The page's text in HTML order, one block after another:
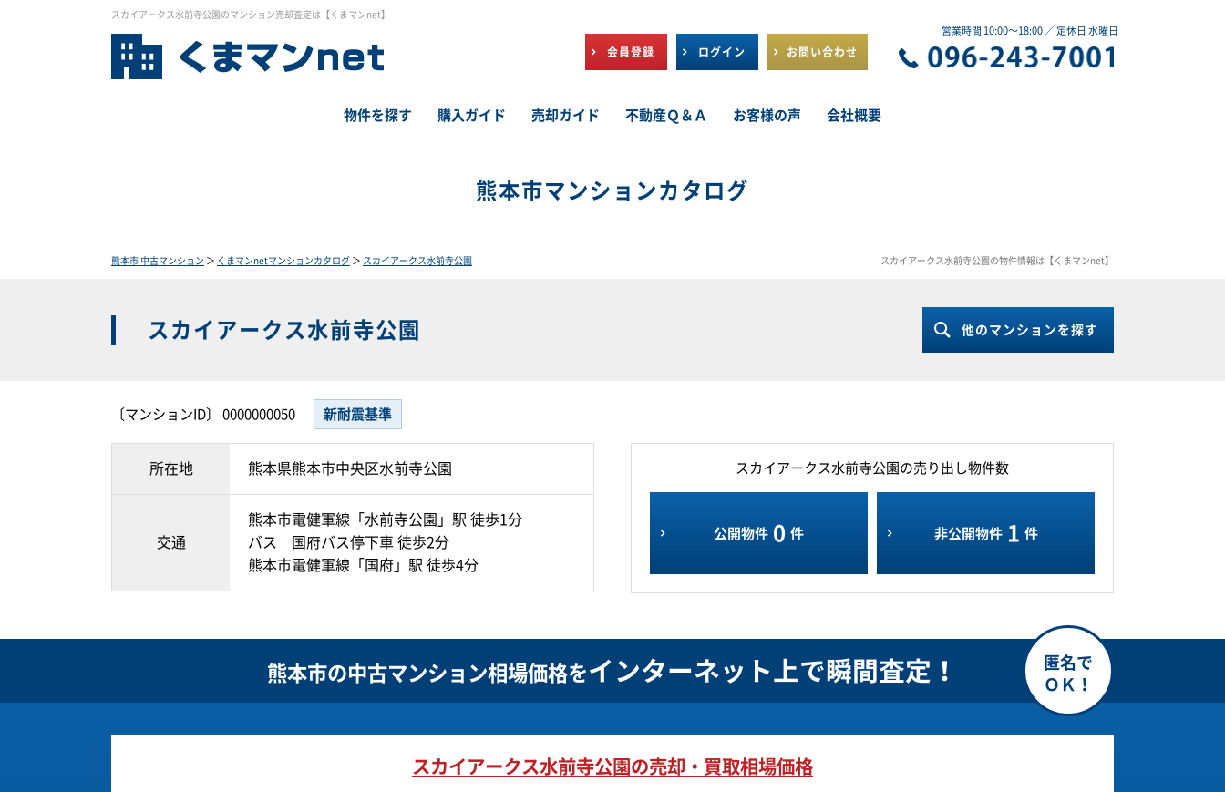
スカイアークス水前寺公園のマンション売却査定は【くまマンnet】
会員登録 ログイン お問い合わせ
営業時間 10:00～18:00 ／ 定休日 水曜日
物件を探す 購入ガイド 売却ガイド 不動産Ｑ＆Ａ お客様の声 会社概要
熊本市マンションカタログ
熊本市 中古マンション ＞ くまマンnetマンションカタログ ＞ スカイアークス水前寺公園 スカイアークス水前寺公園の物件情報は【くまマンnet】
スカイアークス水前寺公園 他のマンションを探す
〔マンションID〕 0000000050 新耐震基準
所在地 熊本県熊本市中央区水前寺公園
交通
熊本市電健軍線「水前寺公園」駅 徒歩1分
バス 国府バス停下車 徒歩2分
熊本市電健軍線「国府」駅 徒歩4分
スカイアークス水前寺公園の売り出し物件数
公開物件 0 件 非公開物件 1 件
熊本市の中古マンション相場価格をインターネット上で瞬間査定！
スカイアークス水前寺公園の売却・買取相場価格